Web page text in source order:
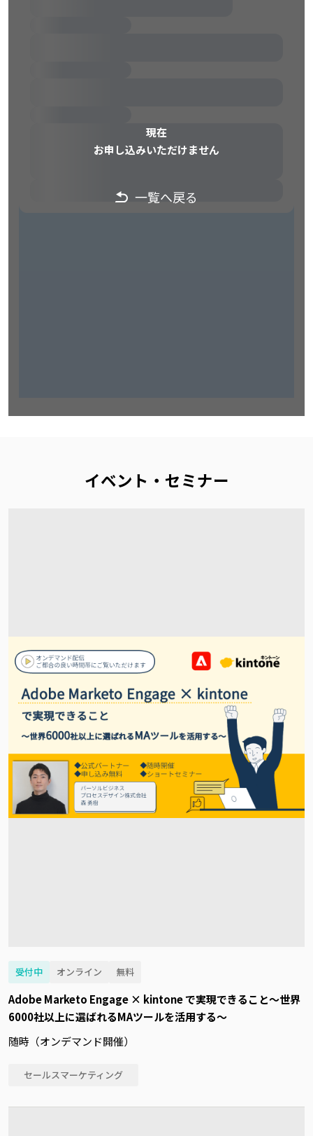
現在
お申し込みいただけません
一覧へ戻る
イベント・セミナー
受付中 オンライン 無料
Adobe Marketo Engage × kintone で実現できること～世界
6000社以上に選ばれるMAツールを活用する～
随時（オンデマンド開催）
セールスマーケティング